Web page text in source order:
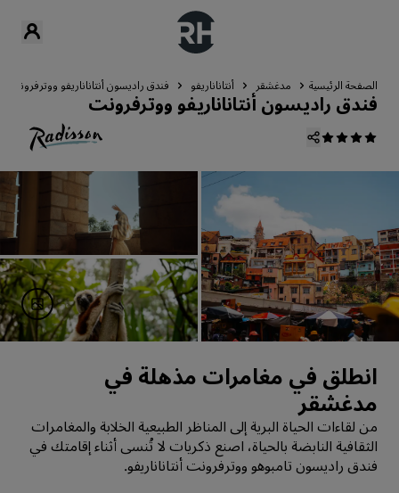
الصفحة الرئيسية مدغشقر أنتاناناريفو فندق راديسون أنتاناناريفو ووترفرونت
فندق راديسون أنتاناناريفو ووترفرونت
انطلق في مغامرات مذهلة في
مدغشقر
من لقاءات الحياة البرية إلى المناظر الطبيعية الخلابة والمغامرات
الثقافية النابضة بالحياة، اصنع ذكريات لا تُنسى أثناء إقامتك في
فندق راديسون تامبوهو ووترفرونت أنتاناناريفو.